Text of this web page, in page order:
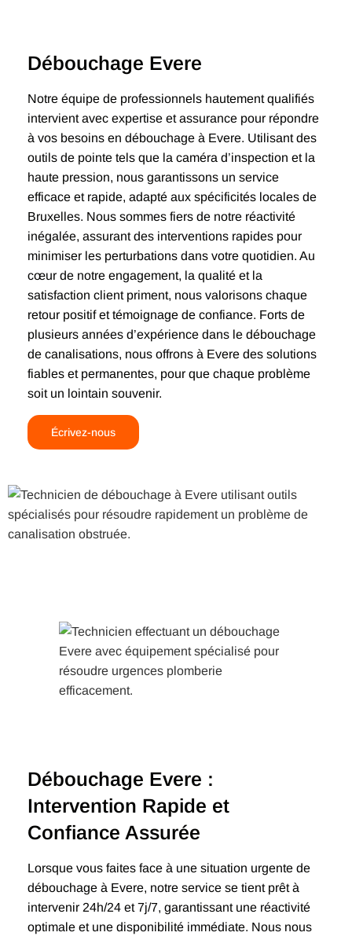
Débouchage Evere
Notre équipe de professionnels hautement qualifiés
intervient avec expertise et assurance pour répondre
à vos besoins en débouchage à Evere. Utilisant des
outils de pointe tels que la caméra d’inspection et la
haute pression, nous garantissons un service
efficace et rapide, adapté aux spécificités locales de
Bruxelles. Nous sommes fiers de notre réactivité
inégalée, assurant des interventions rapides pour
minimiser les perturbations dans votre quotidien. Au
cœur de notre engagement, la qualité et la
satisfaction client priment, nous valorisons chaque
retour positif et témoignage de confiance. Forts de
plusieurs années d’expérience dans le débouchage
de canalisations, nous offrons à Evere des solutions
fiables et permanentes, pour que chaque problème
soit un lointain souvenir.
Écrivez-nous
Débouchage Evere :
Intervention Rapide et
Confiance Assurée
Lorsque vous faites face à une situation urgente de
débouchage à Evere, notre service se tient prêt à
intervenir 24h/24 et 7j/7, garantissant une réactivité
optimale et une disponibilité immédiate. Nous nous